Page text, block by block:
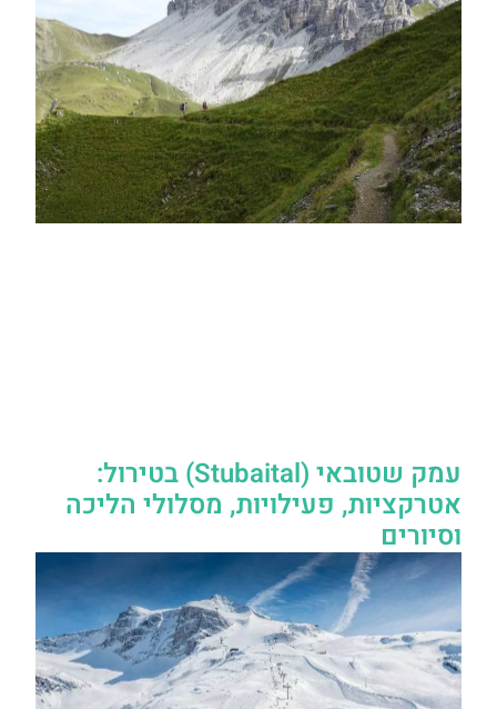
עמק שטובאי (Stubaital‏) בטירול:
אטרקציות, פעילויות, מסלולי הליכה
וסיורים